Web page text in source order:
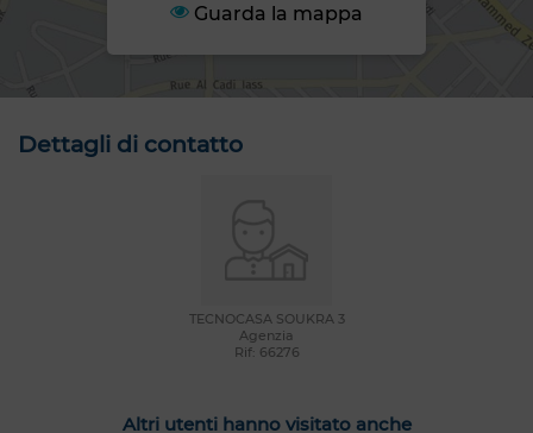
Guarda la mappa
Dettagli di contatto
TECNOCASA SOUKRA 3
Agenzia
Rif: 66276
Altri utenti hanno visitato anche